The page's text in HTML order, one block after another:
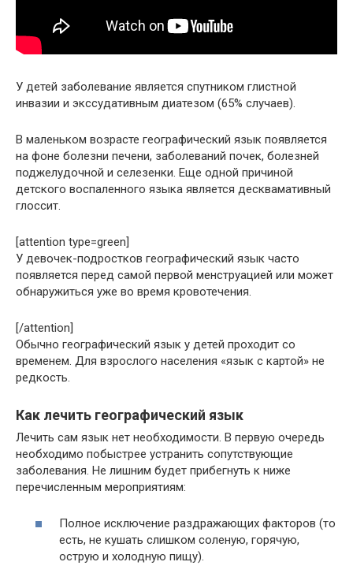
У детей заболевание является спутником глистной
инвазии и экссудативным диатезом (65% случаев).
В маленьком возрасте географический язык появляется
на фоне болезни печени, заболеваний почек, болезней
поджелудочной и селезенки. Еще одной причиной
детского воспаленного языка является десквамативный
глоссит.
[attention type=green]
У девочек-подростков географический язык часто
появляется перед самой первой менструацией или может
обнаружиться уже во время кровотечения.
[/attention]
Обычно географический язык у детей проходит со
временем. Для взрослого населения «язык с картой» не
редкость.
Как лечить географический язык
Лечить сам язык нет необходимости. В первую очередь
необходимо побыстрее устранить сопутствующие
заболевания. Не лишним будет прибегнуть к ниже
перечисленным мероприятиям:
Полное исключение раздражающих факторов (то
есть, не кушать слишком соленую, горячую,
острую и холодную пищу).